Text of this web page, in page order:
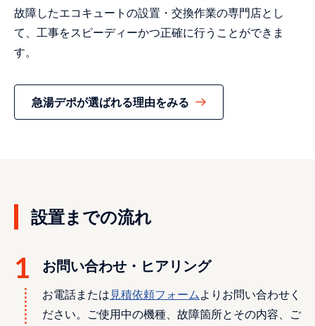
故障したエコキュートの設置・交換作業の専門店とし
て、工事をスピーディーかつ正確に行うことができま
す。
急湯デポが選ばれる理由をみる
設置までの流れ
お問い合わせ・ヒアリング
お電話または ⾒積依頼フォーム よりお問い合わせく
ださい。ご使用中の機種、故障箇所とその内容、ご